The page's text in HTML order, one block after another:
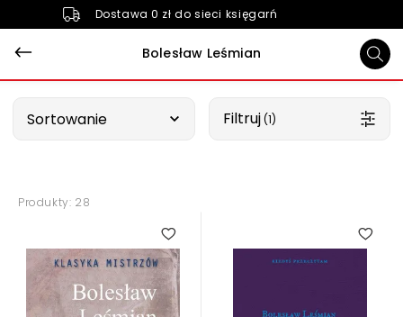
Dostawa 0 zł do sieci księgarń
Bolesław Leśmian
Sortowanie Filtruj (1)
Produkty: 28